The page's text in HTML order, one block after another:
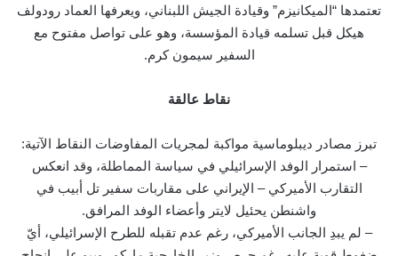
تعتمدها “الميكانيزم” وقيادة الجيش اللبناني، ويعرفها العماد رودولف
هيكل قبل تسلمه قيادة المؤسسة، وهو على تواصل مفتوح مع
السفير سيمون كرم.
نقاط عالقة
تبرز مصادر ديبلوماسية مواكبة لمجريات المفاوضات النقاط الآتية:
– استمرار الوفد الإسرائيلي في سياسة المماطلة، وقد انعكس
التقارب الأميركي – الإيراني على مقاربات سفير تل أبيب في
واشنطن يحئيل لايتر وأعضاء الوفد المرافق.
– لم يبدِ الجانب الأميركي، رغم عدم تقبله للطرح الإسرائيلي، أيّ